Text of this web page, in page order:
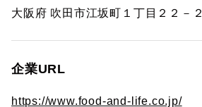
大阪府 吹田市江坂町１丁目２２－２
企業URL
https://www.food-and-life.co.jp/